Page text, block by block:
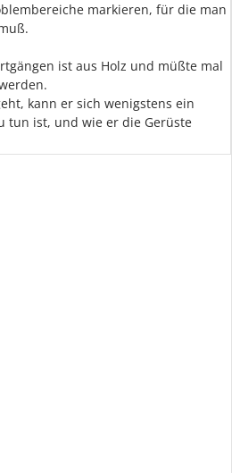
markieren, für die man
ist aus Holz und müßte mal
kann er sich wenigstens ein
tun ist, und wie er die Gerüste